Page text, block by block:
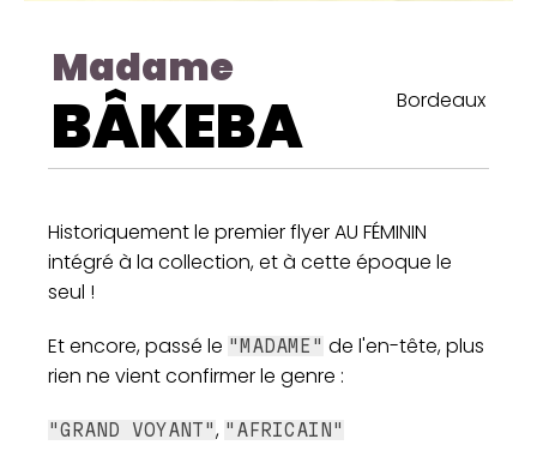
Madame
BÂKEBA Bordeaux
Historiquement le premier flyer AU FÉMININ
intégré à la collection, et à cette époque le
seul !
Et encore, passé le "MADAME" de l'en-tête, plus
rien ne vient confirmer le genre :
"GRAND VOYANT", "AFRICAIN"